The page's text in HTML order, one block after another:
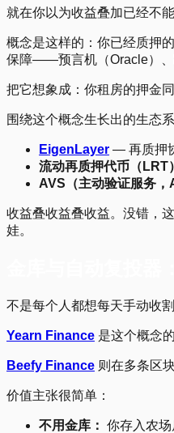
就在你以为收益叠加已经不
概念是这样的：你已经质押
保障——预言机（Oracle）、
把它想象成：你租房的押金
围绕这个概念生长出的生态
EigenLayer — 再质押
流动再质押代币（LRT）
AVS（主动验证服务
收益叠收益叠收益。没错，
娃。
不是每个人都想每天手动收
Yearn Finance 是这个概念
Beefy Finance 则在多条区
价值主张很简单：
不用金库： 你存入农